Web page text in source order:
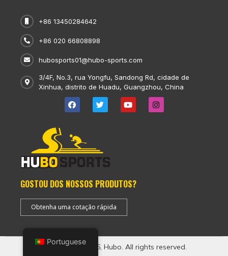
+86 13450284642
+86 020 66808898
hubosports01@hubo-sports.com
3/4F, No.3, rua Yongfu, Sandong Rd, cidade de
Xinhua, distrito de Huadu, Guangzhou, China
GOSTOU DOS NOSSOS PRODUTOS?
Obtenha uma cotação rápida
Copyright © 2026, Hubo. All rights reserved.
Portuguese